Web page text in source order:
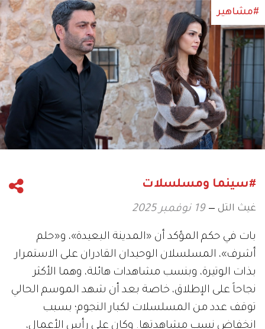
#مشاهير
#سينما ومسلسلات
غيث التل 19 نوفمبر 2025
بات في حكم المؤكد أن «المدينة البعيدة»، و«حلم
أشرف»، المسلسلان الوحيدان القادران على الاستمرار
بذات الوتيرة، وبنسب مشاهدات هائلة، وهما الأكثر
نجاحاً على الإطلاق، خاصة بعد أن شهد الموسم الحالي
توقف عدد من المسلسلات لكبار النجوم؛ بسبب
انخفاض نسب مشاهدتها. وكان على رأس الأعمال،